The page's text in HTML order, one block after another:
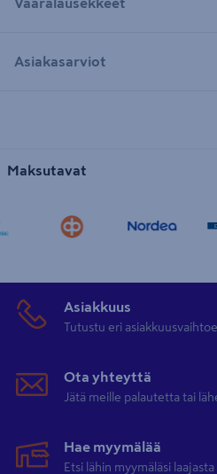
Asiakasarviot
Maksutavat
Asiakkuus
Tutustu eri
Ota yhteyttä
Jätä meille palautetta tai
Hae myymälää
Etsi lähin myymäläsi